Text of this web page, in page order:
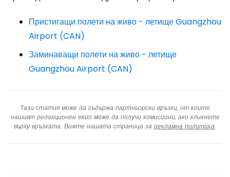
Пристигащи полети на живо - летище Guangzhou
Airport (CAN)
Заминаващи полети на живо - летище
Guangzhou Airport (CAN)
Тази статия може да съдържа партньорски връзки, от които
нашият редакционен екип може да получи комисиони, ако кликнете
върху връзката. Вижте нашата страница за рекламна политика.